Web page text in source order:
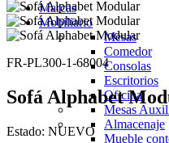
Marcas
Mobiliario
Mesas
Comedor
Consolas
Escritorios
Oficina
Mesas
Almacenaje
Mueble
FR-PL300-1-68004
Sofá Alphabet
Estado: NUEVO